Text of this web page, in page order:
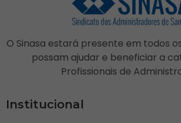
O Sinasa estará presente em todos
possam ajudar e beneficiar a
Profissionais de
Institucional